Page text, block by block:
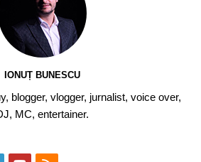
IONUȚ BUNESCU
blogger, vlogger, jurnalist, voice over,
MC, entertainer.